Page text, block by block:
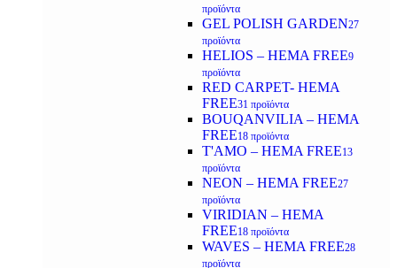
προϊόντα
GEL POLISH GARDEN27
προϊόντα
HELIOS – HEMA FREE9
προϊόντα
RED CARPET- HEMA
FREE31 προϊόντα
BOUQANVILIA – HEMA
FREE18 προϊόντα
T'AMO – HEMA FREE13
προϊόντα
NEON – HEMA FREE27
προϊόντα
VIRIDIAN – HEMA
FREE18 προϊόντα
WAVES – HEMA FREE28
προϊόντα